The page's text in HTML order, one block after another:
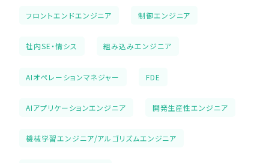
フロントエンドエンジニア 制御エンジニア
社内SE・情シス 組み込みエンジニア
AIオペレーションマネジャー FDE
AIアプリケーションエンジニア 開発生産性エンジニア
機械学習エンジニア/アルゴリズムエンジニア